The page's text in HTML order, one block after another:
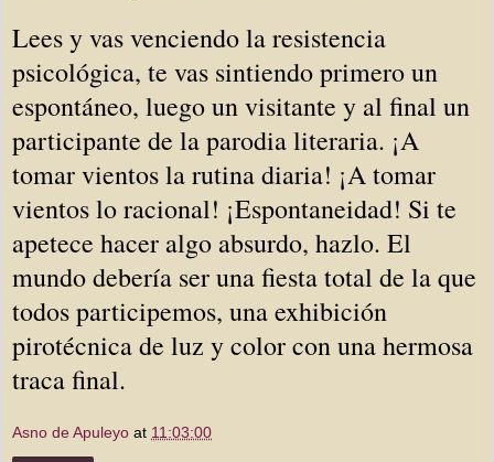
Lees y vas venciendo la resistencia
psicológica, te vas sintiendo primero un
espontáneo, luego un visitante y al final un
participante de la parodia literaria. ¡A
tomar vientos la rutina diaria! ¡A tomar
vientos lo racional! ¡Espontaneidad! Si te
apetece hacer algo absurdo, hazlo. El
mundo debería ser una fiesta total de la que
todos participemos, una exhibición
pirotécnica de luz y color con una hermosa
traca final.
Asno de Apuleyo at 11:03:00